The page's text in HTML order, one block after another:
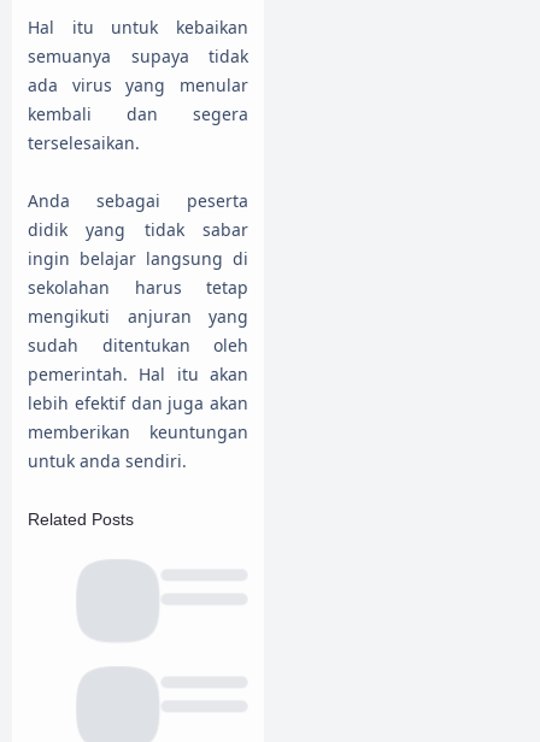
Hal itu untuk kebaikan
semuanya supaya tidak
ada virus yang menular
kembali dan segera
terselesaikan.
Anda sebagai peserta
didik yang tidak sabar
ingin belajar langsung di
sekolahan harus tetap
mengikuti anjuran yang
sudah ditentukan oleh
pemerintah. Hal itu akan
lebih efektif dan juga akan
memberikan keuntungan
untuk anda sendiri.
Related Posts